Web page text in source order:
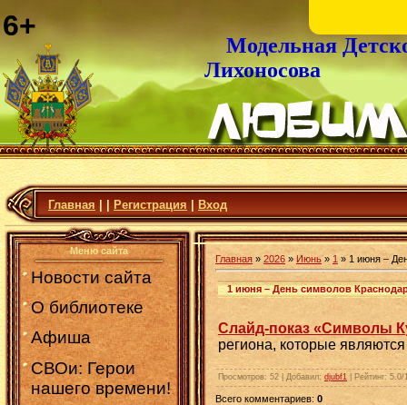
6+
Модельная
Лихоносова
Главная Регистрация Вход
Меню сайта
Новости сайта
О библиотеке
Афиша
СВОи: Герои
нашего времени!
Главная » 2026 » Июнь » 1 » 1 июня –
1 июня – День символов
Слайд-показ «Символы
региона, которые
Просмотров: 52 Добавил: djubf1 Рейтинг: 5.0/
Всего комментариев: 0